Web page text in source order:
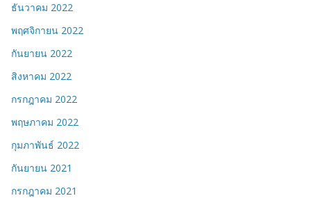
ธันวาคม 2022
พฤศจิกายน 2022
กันยายน 2022
สิงหาคม 2022
กรกฎาคม 2022
พฤษภาคม 2022
กุมภาพันธ์ 2022
กันยายน 2021
กรกฎาคม 2021